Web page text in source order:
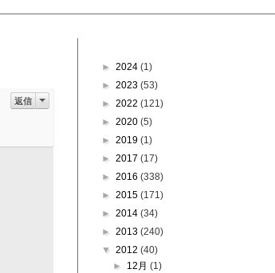
返信
► 2024 (1)
► 2023 (53)
► 2022 (121)
► 2020 (5)
► 2019 (1)
► 2017 (17)
► 2016 (338)
► 2015 (171)
► 2014 (34)
► 2013 (240)
▼ 2012 (40)
► 12月(1)